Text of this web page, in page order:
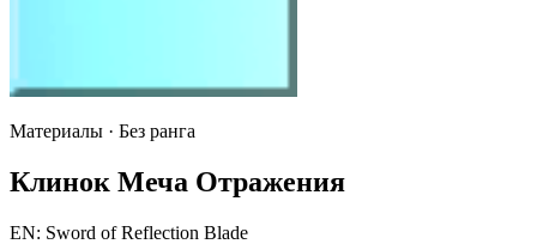
Материалы · Без ранга
Клинок Меча Отражения
EN: Sword of Reflection Blade